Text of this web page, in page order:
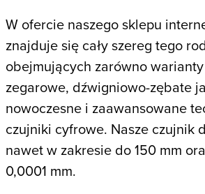
W ofercie naszego sklepu
znajduje się cały szereg tego
obejmujących zarówno
zegarowe, dźwigniowo-zębate
nowoczesne i zaawansowane
czujniki cyfrowe. Nasze czujnik
nawet w zakresie do 150 mm
0,0001 mm.